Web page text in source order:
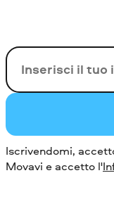
La tua e-mail
Iscrivendomi,
Movavi e accetto l'